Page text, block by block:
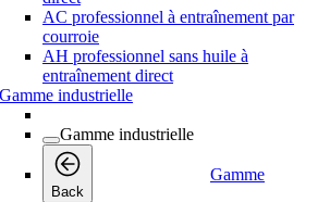
AC professionnel à entraînement par
courroie
AH professionnel sans huile à
entraînement direct
Gamme industrielle
Gamme industrielle
Back
Gamme